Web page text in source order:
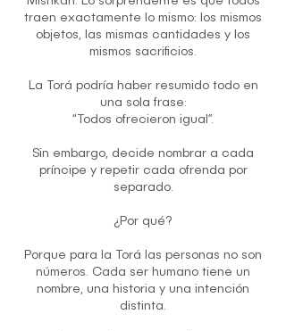
traen exactamente lo mismo: los mismos
objetos, las mismas cantidades y los
mismos sacrificios.
La Torá podría haber resumido todo en
una sola frase:
“Todos ofrecieron igual”.
Sin embargo, decide nombrar a cada
príncipe y repetir cada ofrenda por
separado.
¿Por qué?
Porque para la Torá las personas no son
números. Cada ser humano tiene un
nombre, una historia y una intención
distinta.